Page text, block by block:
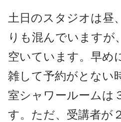
土日のスタジオは昼
りも混んでいますが
空いています。早め
雑して予約がとない
室シャワールームは
す。ただ、受講者が